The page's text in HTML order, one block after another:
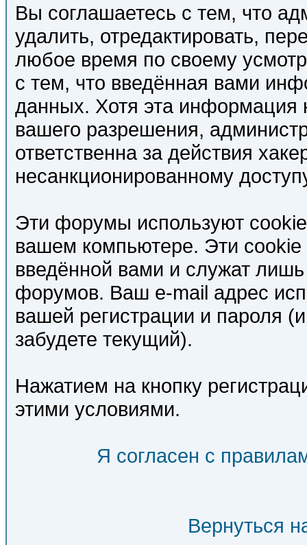
Вы соглашаетесь с тем, что
удалить, отредактировать,
любое время по своему
с тем, что введённая вами
данных. Хотя эта информация
вашего разрешения,
ответственна за действия
несанкционированному
Эти форумы используют
вашем компьютере. Эти
введённой вами и служат
форумов. Ваш e-mail адрес
вашей регистрации и пароля
забудете текущий).
Нажатием на кнопку
этими условиями.
Я согласен с
Вернуться